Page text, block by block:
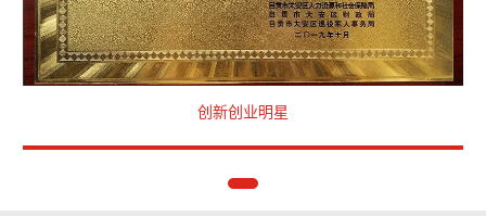
创新创业明星